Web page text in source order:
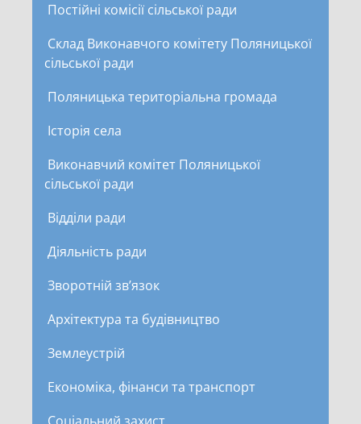
Постійні комісії сільської ради
Склад Виконавчого комітету Поляницької
сільської ради
Поляницька територіальна громада
Історія села
Виконавчий комітет Поляницької
сільської ради
Відділи ради
Діяльність ради
Зворотній зв’язок
Архітектура та будівництво
Землеустрій
Економіка, фінанси та транспорт